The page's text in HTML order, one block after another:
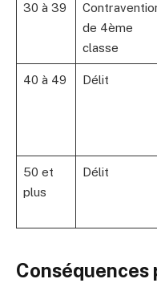
30 à 39
de 4ème
classe
40 à 49 Délit
50 et
plus
Délit
Conséquences